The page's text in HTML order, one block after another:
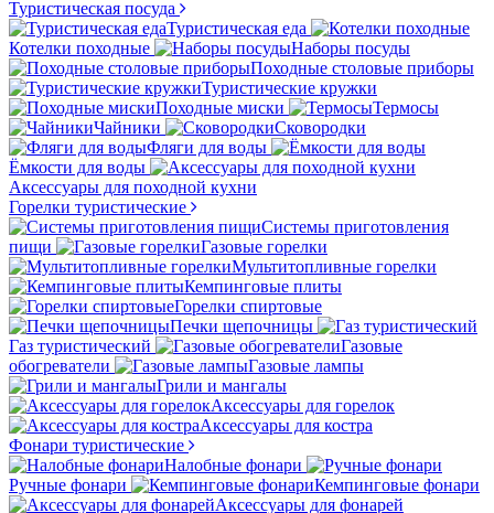
Туристическая посуда
Туристическая еда
Котелки походные
Наборы посуды
Походные столовые приборы
Туристические кружки
Походные миски
Термосы
Чайники
Сковородки
Фляги для воды
Ёмкости для воды
Аксессуары для походной кухни
Горелки туристические
Системы приготовления
пищи
Газовые горелки
Мультитопливные горелки
Кемпинговые плиты
Горелки спиртовые
Печки щепочницы
Газ туристический
Газовые
обогреватели
Газовые лампы
Грили и мангалы
Аксессуары для горелок
Аксессуары для костра
Фонари туристические
Налобные фонари
Ручные фонари
Кемпинговые фонари
Аксессуары для фонарей